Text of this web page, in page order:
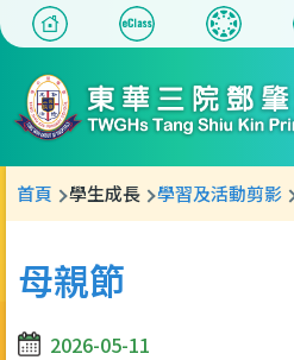
移至主內容
導
航
連
結
首頁 學生成長 學習及活動剪影
母親節
2026-05-11